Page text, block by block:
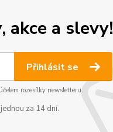
akce a slevy!
Přihlásit se
rozesílky newsletteru.
za 14 dní.